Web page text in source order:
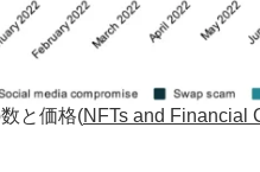
と価格(NFTs and Financial